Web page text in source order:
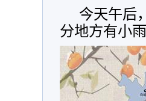
今天午后
分地方有小雨